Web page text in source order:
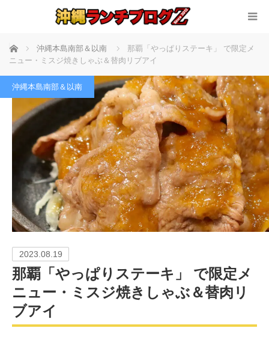
ホーム 沖縄本島南部＆以南
那覇「やっぱりステーキ」 で限定メ
ニュー・ミスジ焼きしゃぶ＆替肉リブアイ
沖縄本島南部＆以南
2023.08.19
那覇「やっぱりステーキ」 で限定メ
ニュー・ミスジ焼きしゃぶ＆替肉リ
ブアイ